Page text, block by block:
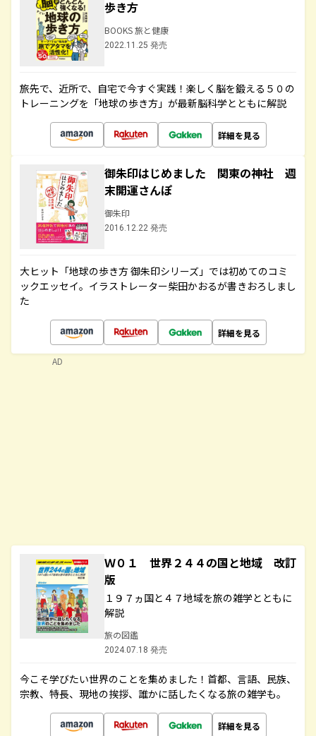
歩き方
BOOKS 旅と健康
2022.11.25 発売
旅先で、近所で、自宅で今すぐ実践！楽しく脳を鍛える５０の
トレーニングを「地球の歩き方」が最新脳科学とともに解説
詳細を見る
御朱印はじめました 関東の神社 週
末開運さんぽ
御朱印
2016.12.22 発売
大ヒット「地球の歩き方 御朱印シリーズ」では初めてのコミ
ックエッセイ。イラストレーター柴田かおるが書きおろしまし
た
詳細を見る
Ｗ０１ 世界２４４の国と地域 改訂
版
１９７ヵ国と４７地域を旅の雑学とともに
解説
旅の図鑑
2024.07.18 発売
今こそ学びたい世界のことを集めました！首都、言語、民族、
宗教、特長、現地の挨拶、誰かに話したくなる旅の雑学も。
詳細を見る
AD